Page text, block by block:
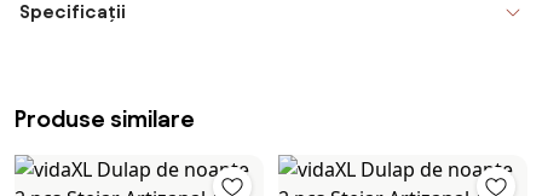
Specificații
Produse similare